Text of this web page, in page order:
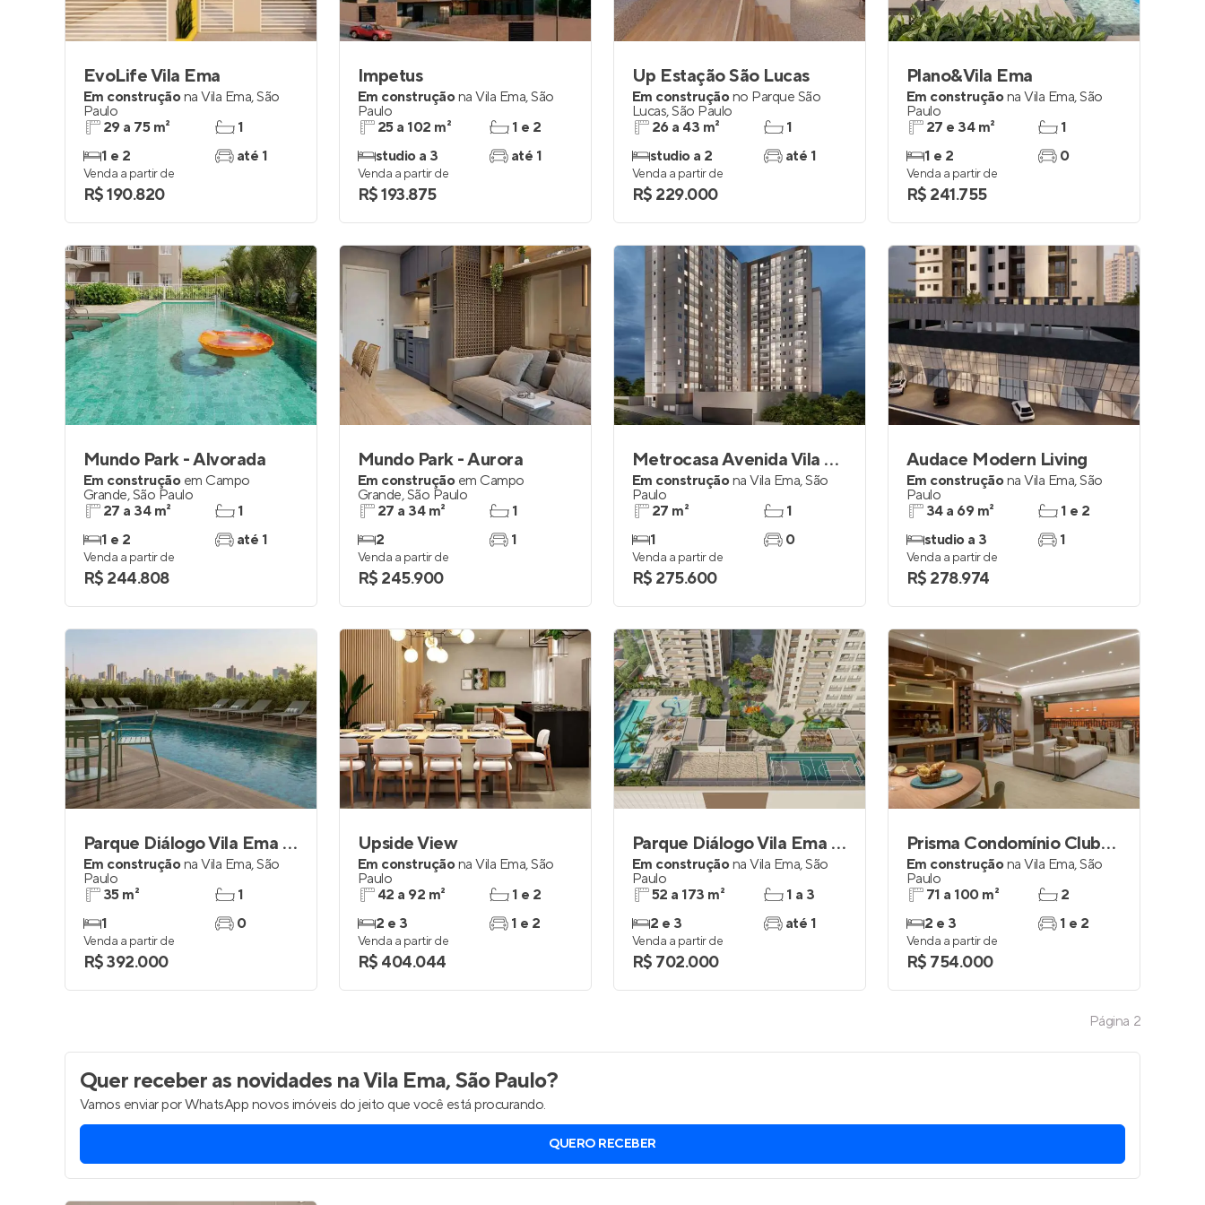
Entrar no Apto
Página 2
EvoLife Vila Ema
Em construçãona Vila Ema,São
Paulo
29 a 75 m²
1 e 2
1
até 1
Venda a partir de
R$ 190.820
Impetus
Em construçãona Vila Ema,São
Paulo
25 a 102 m²
studio a 3
1 e 2
até 1
Venda a partir de
R$ 193.875
Up Estação São Lucas
Em construçãono Parque São
Lucas,São Paulo
26 a 43 m²
studio a 2
1
até 1
Venda a partir de
R$ 229.000
Plano&Vila Ema
Em construçãona Vila Ema,São
Paulo
27 e 34 m²
1 e 2
1
0
Venda a partir de
R$ 241.755
Mundo Park - Alvorada
Em construção em Campo
Grande,São Paulo
27 a 34 m²
1 e 2
1
até 1
Venda a partir de
R$ 244.808
Mundo Park - Aurora
Em construção em Campo
Grande,São Paulo
27 a 34 m²
2
1
1
Venda a partir de
R$ 245.900
Metrocasa Avenida Vila Ema
Em construçãona Vila Ema,São
Paulo
27 m²
1
1
0
Venda a partir de
R$ 275.600
Audace Modern Living
Em construçãona Vila Ema,São
Paulo
34 a 69 m²
studio a 3
1 e 2
1
Venda a partir de
R$ 278.974
Parque Diálogo Vila Ema Smart Spaces
Em construçãona Vila Ema,São
Paulo
35 m²
1
1
0
Venda a partir de
R$ 392.000
Upside View
Em construçãona Vila Ema,São
Paulo
42 a 92 m²
2 e 3
1 e 2
1 e 2
Venda a partir de
R$ 404.044
Parque Diálogo Vila Ema Residences
Em construçãona Vila Ema,São
Paulo
52 a 173 m²
2 e 3
1 a 3
até 1
Venda a partir de
R$ 702.000
Prisma Condomínio Clube Vila Ema
Em construçãona Vila Ema,São
Paulo
71 a 100 m²
2 e 3
2
1 e 2
Venda a partir de
R$ 754.000
Quer receber as novidades na Vila Ema, São Paulo?
Vamos enviar por WhatsApp novos imóveis do jeito que você está procurando.
QUERO RECEBER